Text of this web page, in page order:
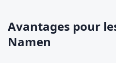
Avantages pour
Namen